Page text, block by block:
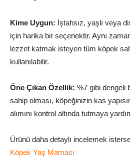
Kime Uygun: İştahsız, yaşlı veya
için harika bir seçenektir. Aynı
lezzet katmak isteyen tüm köpek
kullanılabilir.
Öne Çıkan Özellik: %7 gibi dengeli
sahip olması, köpeğinizin kas
alımını kontrol altında tutmaya
Ürünü daha detaylı incelemek
Köpek Yaş Maması